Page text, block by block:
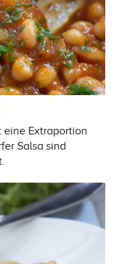
eine Extraportion
Salsa sind